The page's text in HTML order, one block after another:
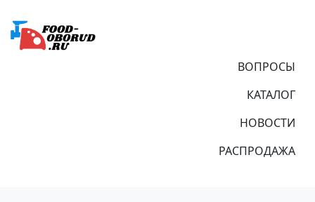
ВОПРОСЫ
КАТАЛОГ
НОВОСТИ
РАСПРОДАЖА